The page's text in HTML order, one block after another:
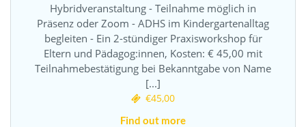
Hybridveranstaltung - Teilnahme möglich in
Präsenz oder Zoom - ADHS im Kindergartenalltag
begleiten - Ein 2-stündiger Praxisworkshop für
Eltern und Pädagog:innen, Kosten: € 45,00 mit
Teilnahmebestätigung bei Bekanntgabe von Name
[...]
€45,00
Find out more